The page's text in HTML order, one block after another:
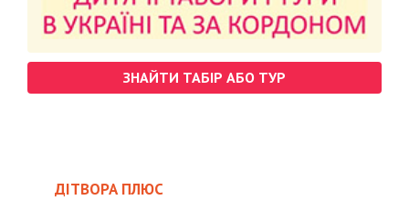
ЗНАЙТИ ТАБІР АБО ТУР
ДІТВОРА ПЛЮС